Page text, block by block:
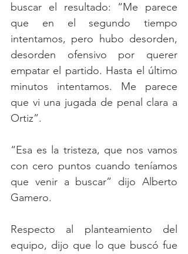
buscar el resultado: “Me parece
que en el segundo tiempo
intentamos, pero hubo desorden,
desorden ofensivo por querer
empatar el partido. Hasta el último
minutos intentamos. Me parece
que vi una jugada de penal clara a
Ortiz”.
“Esa es la tristeza, que nos vamos
con cero puntos cuando teníamos
que venir a buscar” dijo Alberto
Gamero.
Respecto al planteamiento del
equipo, dijo que lo que buscó fue